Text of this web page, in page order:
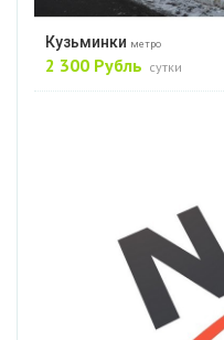
Кузьминки метро
2 300 Рубль сутки